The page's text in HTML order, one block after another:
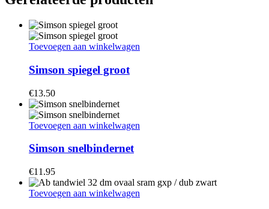
Toevoegen aan winkelwagen
Simson spiegel groot
€13.50
Toevoegen aan winkelwagen
Simson snelbindernet
€11.95
Toevoegen aan winkelwagen